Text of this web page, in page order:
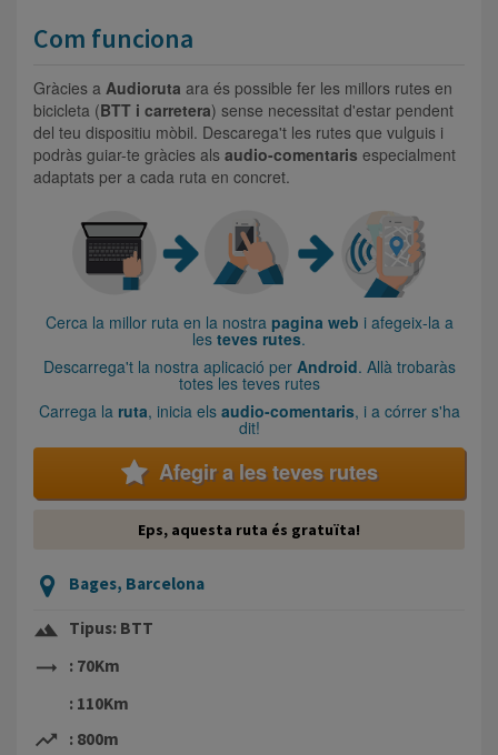
Com funciona
Gràcies a Audioruta ara és possible fer les millors rutes en
bicicleta (BTT i carretera) sense necessitat d'estar pendent
del teu dispositiu mòbil. Descarega't les rutes que vulguis i
podràs guiar-te gràcies als audio-comentaris especialment
adaptats per a cada ruta en concret.
Cerca la millor ruta en la nostra pagina web i afegeix-la a
les teves rutes.
Descarrega't la nostra aplicació per Android. Allà trobaràs
totes les teves rutes
Carrega la ruta, inicia els audio-comentaris, i a córrer s'ha
dit!
Afegir a les teves rutes
Eps, aquesta ruta és gratuïta!
Bages, Barcelona
terrain Tipus: BTT
trending_flat
: 70Km
: 110Km
trending_up
: 800m